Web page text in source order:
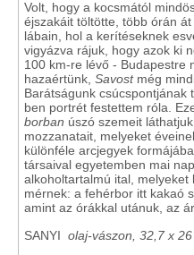
Volt, hogy a kocsmától
éjszakáit töltötte, több órán
lábain, hol a kerítéseknek
vigyázva rájuk, hogy azok ki
100 km-re lévő - Budapestre
hazaértünk, Savostmég
Barátságunk csúcspontjának
ben portrét festettem róla.
borban úszó szemeit
mozzanatait, melyeket
különféle arcjegyek
társaival egyetemben mai
alkoholtartalmú ital, melyeket
mérnek: a fehérbor itt kakaó
amint az órákkal utánuk, az
SANYI olaj-vászon, 32,7 x 26